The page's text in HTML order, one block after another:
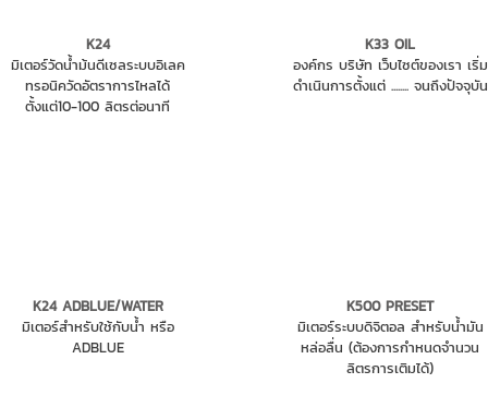
K24
มิเตอร์วัดน้ำม้นดีเซลระบบอิเลค
ทรอนิควัดอัตราการไหลได้
ตั้งแต่10-100 ลิตรต่อนาที
K24 ADBLUE/WATER
มิเตอร์สำหรับใช้กับน้ำ หรือ
ADBLUE
K33 OIL
องค์กร บริษัท เว็บไซต์ของเรา เริ่ม
ดำเนินการตั้งแต่ ........ จนถึงปัจจุบัน
K500 PRESET
มิเตอร์ระบบดิจิตอล สำหรับน้ำมัน
หล่อลื่น (ต้องการกำหนดจำนวน
ลิตรการเติมได้)